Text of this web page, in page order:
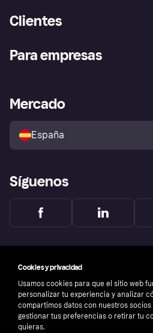
Clientes
Inicio de sesión
Directorio de tiendas
Política de protección al
comprador de Klarna
Reclamaciones
Para empresas
Acceso empresas
Mercado
España
Síguenos
Cookies y privacidad
Usamos cookies para que el sitio web
personalizar tu experiencia y analizar
compartimos datos con nuestros
gestionar tus preferencias o retirar tu
quieras.